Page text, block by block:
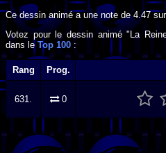
Ce dessin animé a une note de4.47sur
Votez pour le dessin animé "La
dans le Top 100 :
Rang Prog.
631. 0